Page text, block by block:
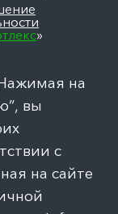
»
на
вы
с
на сайте